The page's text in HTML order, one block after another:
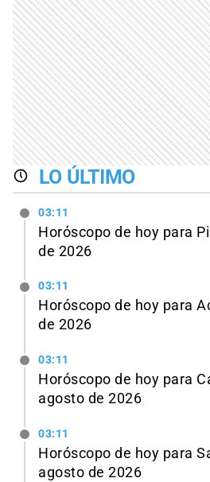
LO ÚLTIMO
03:11
Horóscopo de hoy para
de 2026
03:11
Horóscopo de hoy para
de 2026
03:11
Horóscopo de hoy para
agosto de 2026
03:11
Horóscopo de hoy para
agosto de 2026